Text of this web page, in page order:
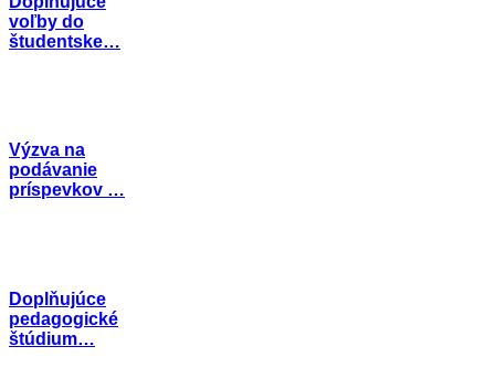
voľby do
študentske…
Výzva na
podávanie
príspevkov …
Doplňujúce
pedagogické
štúdium…